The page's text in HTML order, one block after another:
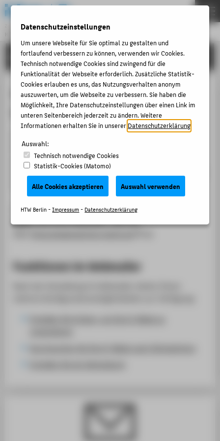
Zentraleinrichtung
Menu
ANLEITUNGEN
Abruf Ihrer E-Mails über den
Webbrowser
Um Ihre E-Mails auch unterwegs und ohne E-Mail-
Programm abzurufen, stellen wir Ihnen
einen Webmailer zur Verfügung. Hierbei fragen Sie Ihre
E-Mails bequem über einen Webbrowser ab (
Firefox, Internet Explorer).
Verwenden Sie für die Anmeldung Ihre
Daten. Den HTW-Webmailer rufen Sie
Funktionen im Webmailer
THEMEN
PORTFOLIO
ANLEITUNGEN
ACCOUNT-PORTAL
INTERN
KONTAKT
BELIEBTE SEITEN
DIGITALE DIENSTE
SERVICE
Datenschutzeinstellungen
Um unsere Webseite für Sie optimal zu gestalten und
fortlaufend verbessern zu können, verwenden wir Cookies.
Technisch notwendige Cookies sind zwingend für die
Funktionalität der Webseite erforderlich. Zusätzliche Statistik-
Cookies erlauben es uns, das Nutzungsverhalten anonym
auszuwerten, um die Webseite zu verbessern. Sie haben die
Möglichkeit, Ihre Datenschutzeinstellungen über einen Link im
unteren Seitenbereich jederzeit zu ändern. Weitere
Informationen erhalten Sie in unsererDatenschutzerklärung
Auswahl:
Technisch notwendige Cookies
Statistik-Cookies (Matomo)
Alle Cookies akzeptieren Auswahl verwenden
HTW Berlin -Impressum- Datenschutzerklärung